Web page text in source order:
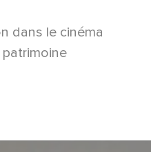
dans le cinéma